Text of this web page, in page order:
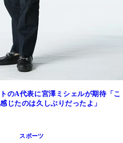
のA代表に宮澤ミシェルが期待「こ
じたのは久しぶりだったよ」
スポーツ